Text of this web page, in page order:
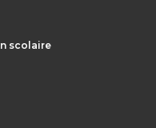
scolaire